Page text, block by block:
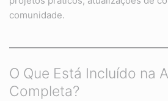
comunidade.
O Que Está Incluído na
Completa?